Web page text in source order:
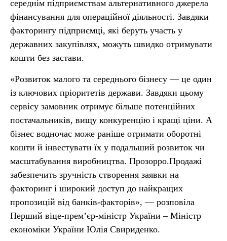
середнім підприємствам альтернативного джерела
фінансування для операційної діяльності. Завдяки
факторингу підприємці, які беруть участь у
державних закупівлях, можуть швидко отримувати
кошти без застави.
«Розвиток малого та середнього бізнесу — це один
із ключових пріоритетів держави. Завдяки цьому
сервісу замовник отримує більше потенційних
постачальників, вищу конкуренцію і кращі ціни. А
бізнес водночас може раніше отримати оборотні
кошти й інвестувати їх у подальший розвиток чи
масштабування виробництва. Прозорро.Продажі
забезпечить зручність створення заявки на
факторинг і широкий доступ до найкращих
пропозицій від банків-факторів», — розповіла
Перший віце-прем’єр-міністр України – Міністр
економіки України Юлія Свириденко.